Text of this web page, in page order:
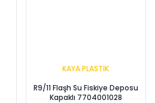
KAYA PLASTİK
R9/11 Flaşh Su Fiskiye Deposu
Kapaklı 7704001028